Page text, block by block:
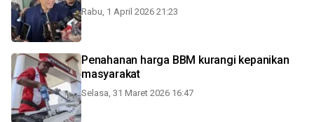
Rabu, 1 April 2026 21:23
Penahanan harga BBM kurangi kepanikan
masyarakat
Selasa, 31 Maret 2026 16:47